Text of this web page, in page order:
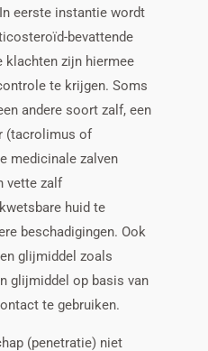
eerste instantie wordt
bevattende
klachten zijn hiermee
te krijgen. Soms
andere soort zalf, een
(tacrolimus of
medicinale zalven
vette zalf
huid te
beschadigingen. Ook
glijmiddel zoals
glijmiddel op basis van
te gebruiken.
(penetratie) niet